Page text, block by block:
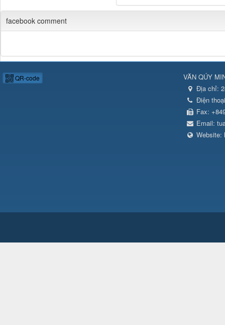
facebook comment
QR-code
VĂN QÚY
Địa chỉ:
Điện
Fax:
Email:
Website: